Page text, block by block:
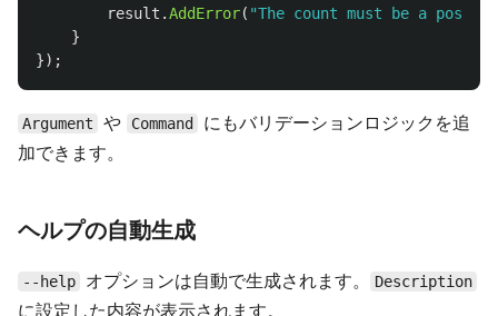
result .AddError( "The count must be a
}
});
Argument や Command
にもバリデーションロジックを追
加できます。
ヘルプの自動生成
--help オプションは自動で生成されます。 Description
に設定した内容が表示されます。